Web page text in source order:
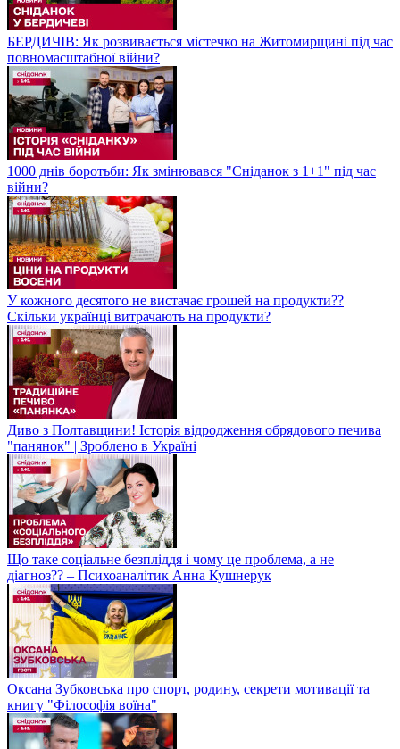
БЕРДИЧІВ: Як розвивається містечко на Житомирщині під час
повномасштабної війни?
1000 днів боротьби: Як змінювався "Сніданок з 1+1" під час
війни?
У кожного десятого не вистачає грошей на продукти??
Скільки українці витрачають на продукти?
Диво з Полтавщини! Історія відродження обрядового печива
"панянок" | Зроблено в Україні
Що таке соціальне безпліддя і чому це проблема, а не
діагноз?? – Психоаналітик Анна Кушнерук
Оксана Зубковська про спорт, родину, секрети мотивації та
книгу "Філософія воїна"